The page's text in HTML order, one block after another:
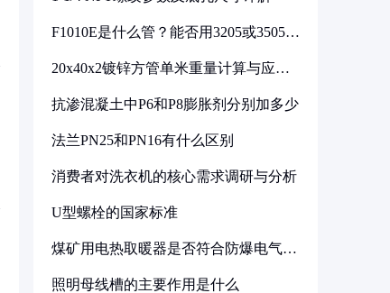
F1010E是什么管？能否用3205或3505代
20x40x2镀锌方管单米重量计算与应用
抗渗混凝土中P6和P8膨胀剂分别加多少
法兰PN25和PN16有什么区别
消费者对洗衣机的核心需求调研与分析
U型螺栓的国家标准
煤矿用电热取暖器是否符合防爆电气设
照明母线槽的主要作用是什么